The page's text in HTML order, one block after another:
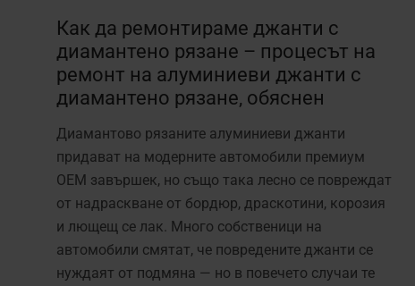
Как да ремонтираме джанти с
диамантено рязане – процесът на
ремонт на алуминиеви джанти с
диамантено рязане, обяснен
Диамантово рязаните алуминиеви джанти
придават на модерните автомобили премиум
OEM завършек, но също така лесно се повреждат
от надраскване от бордюр, драскотини, корозия
и лющещ се лак. Много собственици на
автомобили смятат, че повредените джанти се
нуждаят от подмяна — но в повечето случаи те